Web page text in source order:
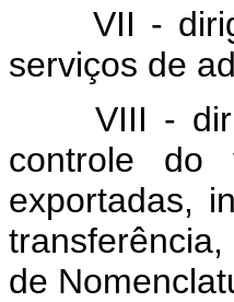
VII -
serviços de
VIII -
controle do
exportadas,
de